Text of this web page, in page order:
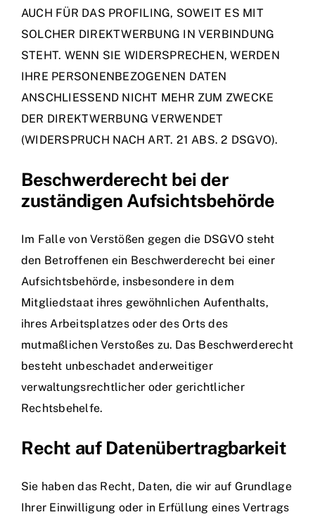
AUCH FÜR DAS PROFILING, SOWEIT ES MIT
SOLCHER DIREKTWERBUNG IN VERBINDUNG
STEHT. WENN SIE WIDERSPRECHEN, WERDEN
IHRE PERSONENBEZOGENEN DATEN
ANSCHLIESSEND NICHT MEHR ZUM ZWECKE
DER DIREKTWERBUNG VERWENDET
(WIDERSPRUCH NACH ART. 21 ABS. 2 DSGVO).
Beschwerde­recht bei der
zuständigen Aufsichts­behörde
Im Falle von Verstößen gegen die DSGVO steht
den Betroffenen ein Beschwerderecht bei einer
Aufsichtsbehörde, insbesondere in dem
Mitgliedstaat ihres gewöhnlichen Aufenthalts,
ihres Arbeitsplatzes oder des Orts des
mutmaßlichen Verstoßes zu. Das Beschwerderecht
besteht unbeschadet anderweitiger
verwaltungsrechtlicher oder gerichtlicher
Rechtsbehelfe.
Recht auf Daten­übertrag­barkeit
Sie haben das Recht, Daten, die wir auf Grundlage
Ihrer Einwilligung oder in Erfüllung eines Vertrags